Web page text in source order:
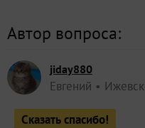
Автор вопроса:
jiday880
Евгений Ижевск
Сказать спасибо!